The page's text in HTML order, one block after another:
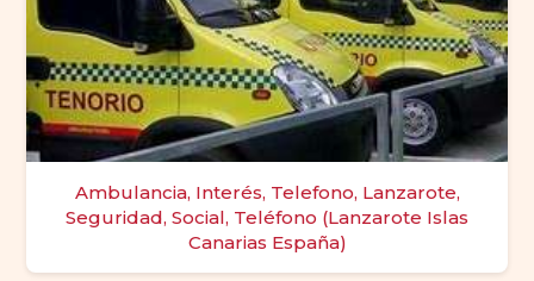
Ambulancia, Interés, Telefono, Lanzarote,
Seguridad, Social, Teléfono (Lanzarote Islas
Canarias España)